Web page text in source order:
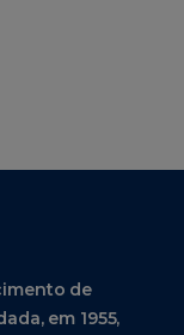
de
em 1955,